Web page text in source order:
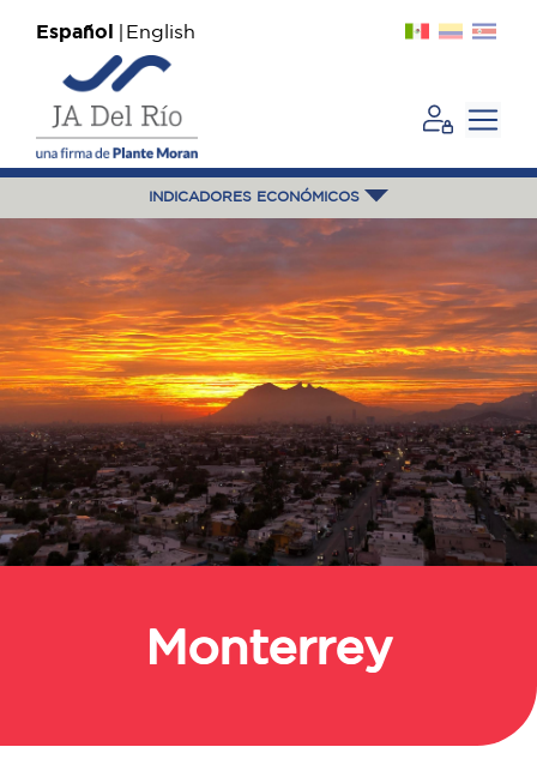
Español English
INDICADORES ECONÓMICOS
Monterrey